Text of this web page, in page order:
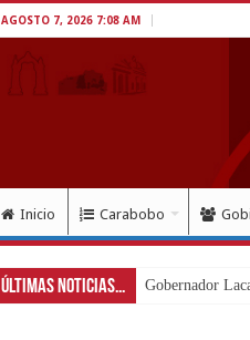
AGOSTO 7, 2026 7:08 AM
Inicio Carabobo
Últimas Noticias... Gobernador